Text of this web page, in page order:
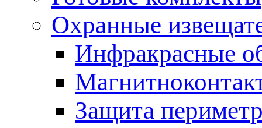
Охранные
Инфракрасные
Защита